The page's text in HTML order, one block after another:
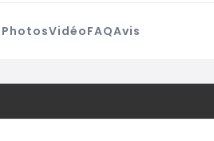
PhotosVidéoFAQAvis